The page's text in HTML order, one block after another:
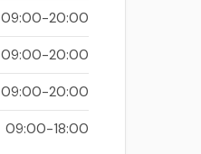
09:00-20:00
09:00-20:00
09:00-20:00
09:00-18:00